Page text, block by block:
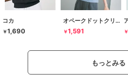
コカ
￥1,690
オペークドットクリップ
￥1,591 ￥
もっとみる